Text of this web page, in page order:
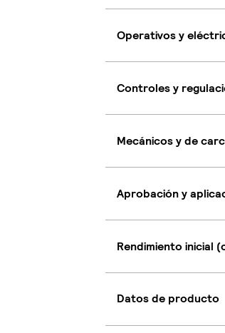
Operativos y
Controles y
Mecánicos y de
Aprobación y
Rendimiento inicial
Datos de producto